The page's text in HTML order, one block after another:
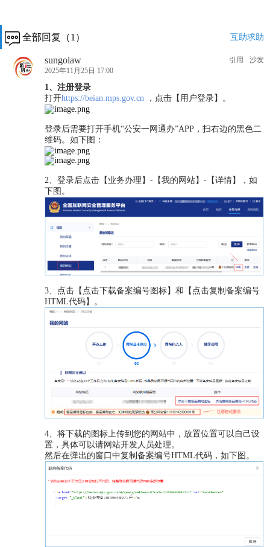
全部回复（1） 互助求助
sungolaw
2025年11月25日 17:00
引用 沙发
1、注册登录
打开https://beian.mps.gov.cn ，点击【用户登录】。
登录后需要打开手机“公安一网通办”APP，扫右边的黑色二
维码。如下图：
2、登录后点击【业务办理】-【我的网站】-【详情】，如
下图。
3、点击【点击下载备案编号图标】和【点击复制备案编号
HTML代码】。
4、将下载的图标上传到您的网站中，放置位置可以自己设
置，具体可以请网站开发人员处理。
然后在弹出的窗口中复制备案编号HTML代码，如下图。